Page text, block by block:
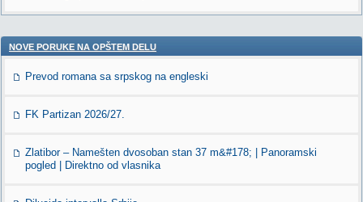
NOVE PORUKE NA OPŠTEM DELU
Prevod romana sa srpskog na engleski
FK Partizan 2026/27.
Zlatibor – Namešten dvosoban stan 37 m&#178; | Panoramski
pogled | Direktno od vlasnika